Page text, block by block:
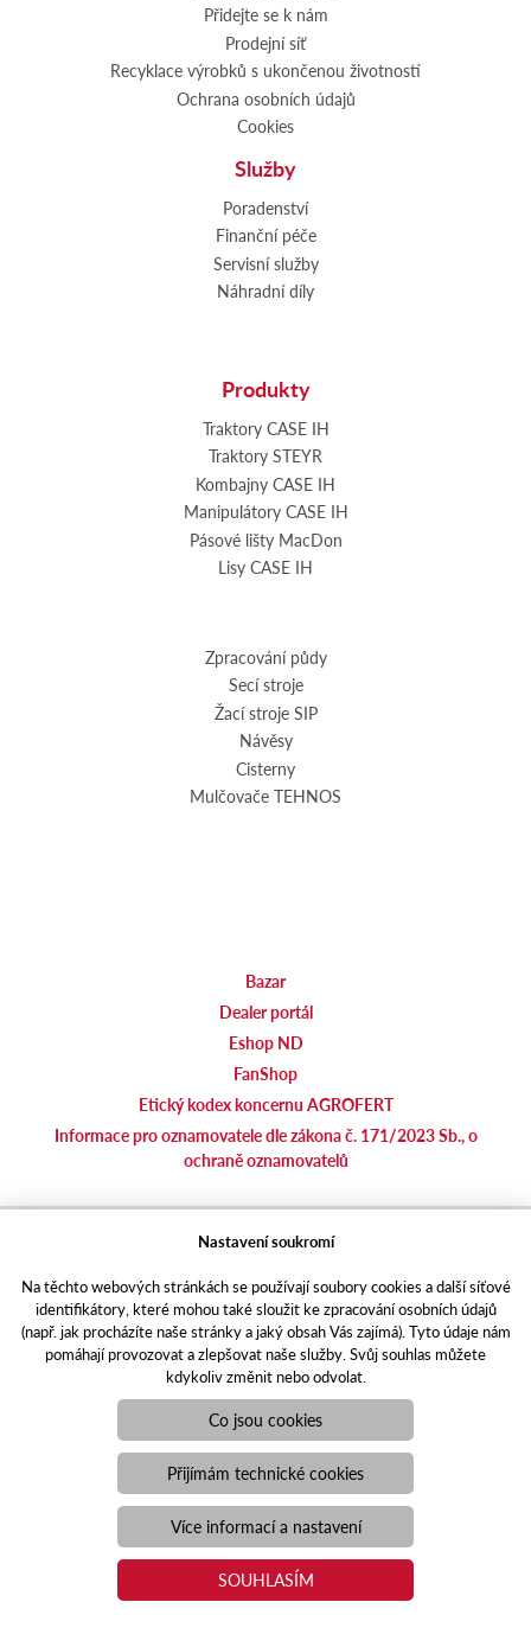
Přidejte se k nám
Prodejní síť
Recyklace výrobků s ukončenou životností
Ochrana osobních údajů
Cookies
Služby
Poradenství
Finanční péče
Servisní služby
Náhradní díly
Produkty
Traktory CASE IH
Traktory STEYR
Kombajny CASE IH
Manipulátory CASE IH
Pásové lišty MacDon
Lisy CASE IH
Zpracování půdy
Secí stroje
Žací stroje SIP
Návěsy
Cisterny
Mulčovače TEHNOS
Bazar
Dealer portál
Eshop ND
FanShop
Etický kodex koncernu AGROFERT
Informace pro oznamovatele dle zákona č. 171/2023 Sb., o
ochraně oznamovatelů
Responzivní webPuxdesign | agrics.cz © 2021
Toto jsou internetové stránky společnosti AGRI CS a. s., se sídlem
v Hustopečích, Hybešova 14, PSČ 69301, IČO 26243334,
zapsané v OR vedeném Krajským soudem v Brně, oddíl B, vložka
3582. Společnost AGRI CS a.s. je členem koncernu AGROFERT
řízeného společností AGROFERT, a.s., IČO 26185610, se sídlem
na adrese Pyšelská 2327/2, Chodov, 149 00 Praha 4.
agrotec.cz
portal.caseklub.cz
shop.agrics.cz
traktorbazar.cz
eshop.agrics.cz/cs
a-finance.cz
Nastavení soukromí
Na těchto webových stránkách se používají soubory cookies a další síťové
identifikátory, které mohou také sloužit ke zpracování osobních údajů
(např. jak procházíte naše stránky a jaký obsah Vás zajímá). Tyto údaje nám
pomáhají provozovat a zlepšovat naše služby. Svůj souhlas můžete
kdykoliv změnit nebo odvolat.
Co jsou cookies
Přijímám technické cookies
Více informací a nastavení
SOUHLASÍM